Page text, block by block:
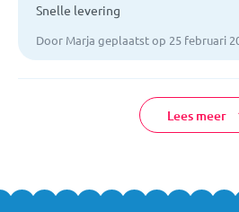
Snelle levering
Door Marja geplaatst op 25 februari
Lees meer